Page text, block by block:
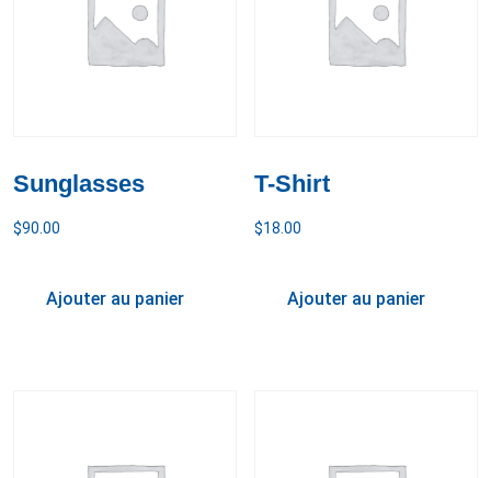
Sunglasses
$90.00
Ajouter au panier
T-Shirt
$18.00
Ajouter au panier